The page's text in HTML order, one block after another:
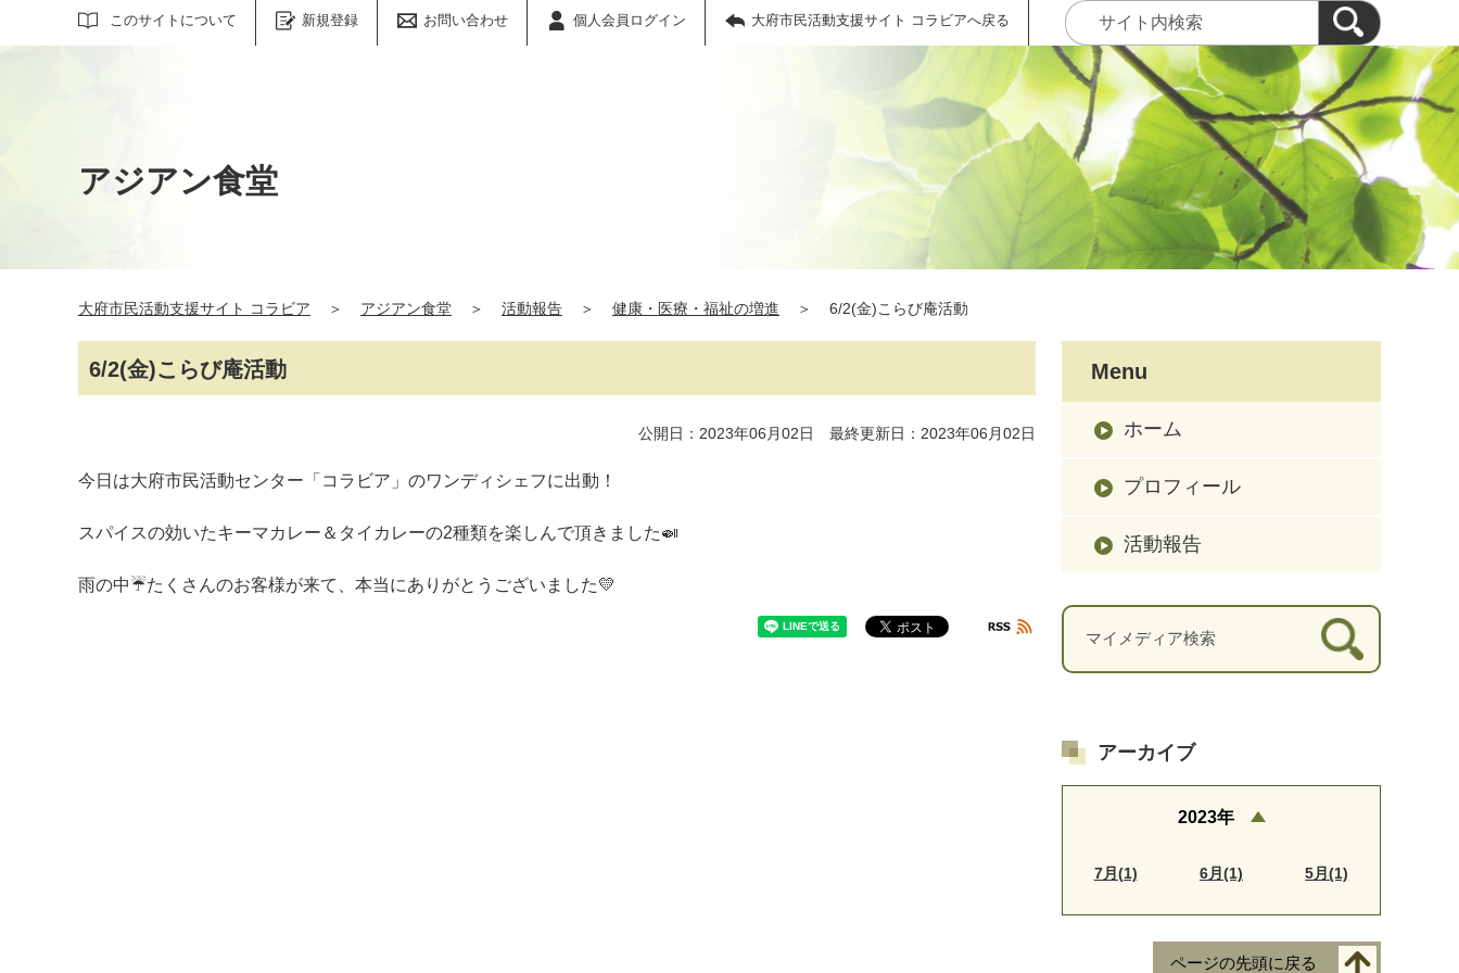
このサイトについて 新規登録 お問い合わせ 個人会員ログイン 大府市民活動支援サイト コラビアへ戻る
サイト内検索
アジアン食堂
大府市民活動支援サイト コラビア ＞ アジアン食堂 ＞ 活動報告 ＞ 健康・医療・福祉の増進 ＞ 6/2(金)こらび庵活動
6/2(金)こらび庵活動
公開日：2023年06月02日 最終更新日：2023年06月02日
今日は大府市民活動センター「コラビア」のワンディシェフに出動！
スパイスの効いたキーマカレー＆タイカレーの2種類を楽しんで頂きました🍛
雨の中☔たくさんのお客様が来て、本当にありがとうございました💛
Menu
ホーム
プロフィール
活動報告
アーカイブ
2023年
7月(1) 6月(1) 5月(1)
ページの先頭に戻る